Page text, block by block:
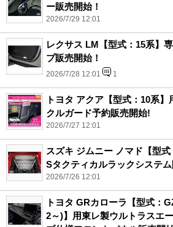
ー販売開始！
2026/7/29 12:01
レクサス LM【型式：15系】
プ販売開始！
2026/7/28 12:01 1
トヨタ アクア【型式：10系】
クルガード予約販売開始!
2026/7/27 12:01
スズキ ジムニー ノマド【型
Sタクティカルラックシステム
2026/7/26 12:01
トヨタ GRカローラ【型式：
2～)】用東レ製ウルトラスエ